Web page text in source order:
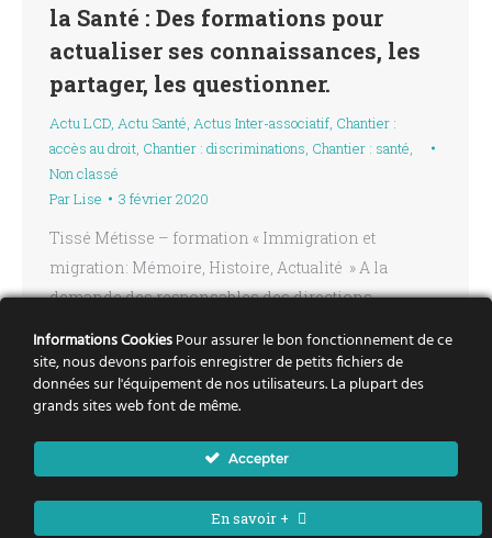
la Santé : Des formations pour
actualiser ses connaissances, les
partager, les questionner.
Actu LCD, Actu Santé, Actus Inter-associatif, Chantier :
accès au droit, Chantier : discriminations, Chantier : santé,
Non classé
ParLise 3 février 2020
Tissé Métisse – formation « Immigration et
migration: Mémoire, Histoire, Actualité » A la
demande des responsables des directions
Herblain un programme de formation a été conçu
par Tissé Métisse en décembre dernier. Cette
formation est venue répondre à une interrogation
sur l’impact des différents mouvements de
migrations…
Informations CookiesPour assurer le bon fonctionnement de ce
site, nous devons parfois enregistrer de petits fichiers de
données sur l'équipement de nos utilisateurs. La plupart des
grands sites web font de même.
Accepter
En savoir +